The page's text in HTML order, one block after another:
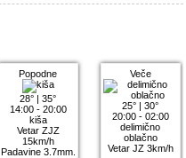
Popodne
28° |35°
14:00 - 20:00
kiša
Vetar ZJZ
15km/h
Padavine 3.7mm.
Veče
25° |30°
20:00 - 02:00
delimično
oblačno
Vetar JZ 3km/h